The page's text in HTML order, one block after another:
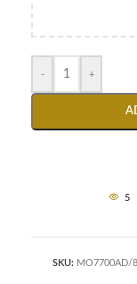
- +
5
SKU: MO7700AD/